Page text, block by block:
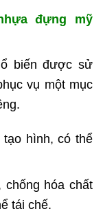
đựng mỹ
biến được sử
vụ một mục
tạo hình, có thể
chống hóa chất
tái chế.